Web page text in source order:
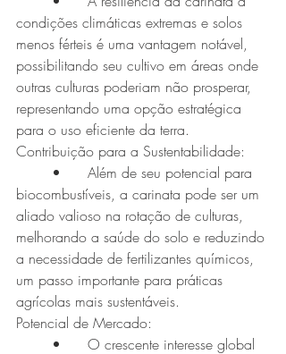
condições climáticas extremas e solos
menos férteis é uma vantagem notável,
possibilitando seu cultivo em áreas onde
outras culturas poderiam não prosperar,
representando uma opção estratégica
para o uso eficiente da terra.
Contribuição para a Sustentabilidade:
biocombustíveis, a carinata pode ser um
aliado valioso na rotação de culturas,
melhorando a saúde do solo e reduzindo
a necessidade de fertilizantes químicos,
um passo importante para práticas
agrícolas mais sustentáveis.
Potencial de Mercado: